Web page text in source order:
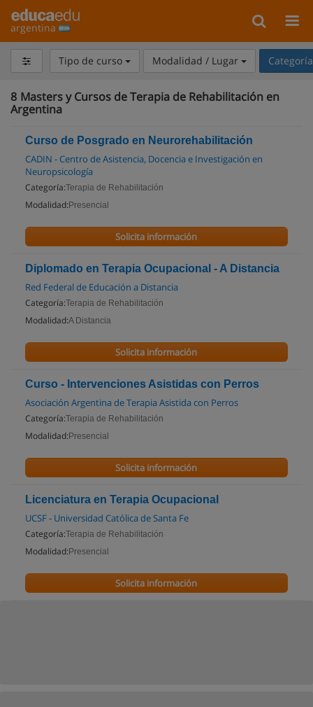
argentina
Tipo de curso Modalidad / Lugar
8 Masters y Cursos de Terapia de Rehabilitación en
Argentina
Curso de Posgrado en Neurorehabilitación
CADIN - Centro de Asistencia, Docencia e Investigación en
Neuropsicología
Categoría:Terapia de Rehabilitación
Modalidad: Presencial
Solicita información
Diplomado en Terapia Ocupacional - A Distancia
Red Federal de Educación a Distancia
Categoría:Terapia de Rehabilitación
Modalidad:A Distancia
Solicita información
Curso - Intervenciones Asistidas con Perros
Asociación Argentina de Terapia Asistida con Perros
Categoría:Terapia de Rehabilitación
Modalidad: Presencial
Solicita información
Licenciatura en Terapia Ocupacional
UCSF - Universidad Católica de Santa Fe
Categoría:Terapia de Rehabilitación
Modalidad: Presencial
Solicita información